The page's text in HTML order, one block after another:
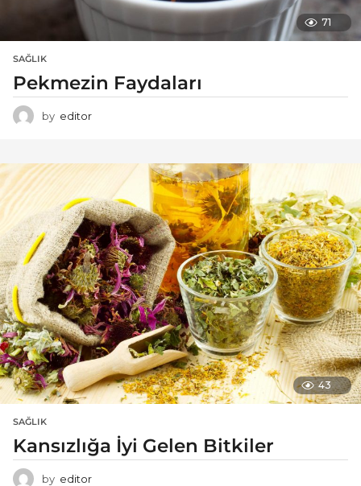
71
SAĞLIK
Pekmezin Faydaları
by editor
43
SAĞLIK
Kansızlığa İyi Gelen Bitkiler
by editor